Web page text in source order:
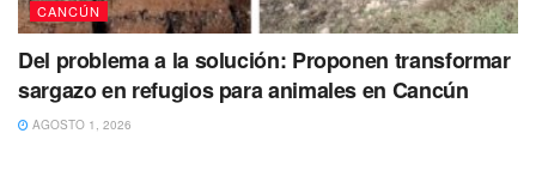
CANCÚN
Del problema a la solución: Proponen transformar
sargazo en refugios para animales en Cancún
AGOSTO 1, 2026